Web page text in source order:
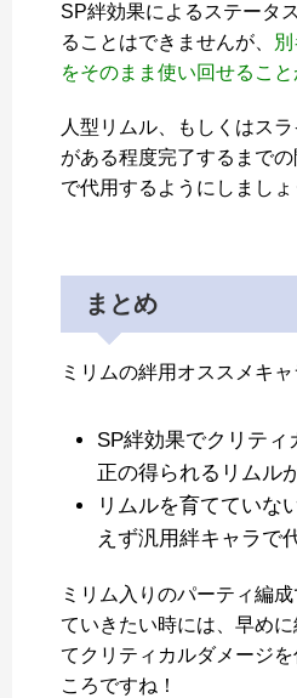
SP絆効果によるステータ
ることはできませんが、
をそのまま使い回せるこ
人型リムル、もしくはス
がある程度完了するまで
で代用するようにしましょ
まとめ
ミリムの絆用オススメキ
SP絆効果でクリティ
正の得られるリムル
リムルを育てていな
えず汎用絆キャラで
ミリム入りのパーティ編
ていきたい時には、早め
てクリティカルダメージ
ころですね！